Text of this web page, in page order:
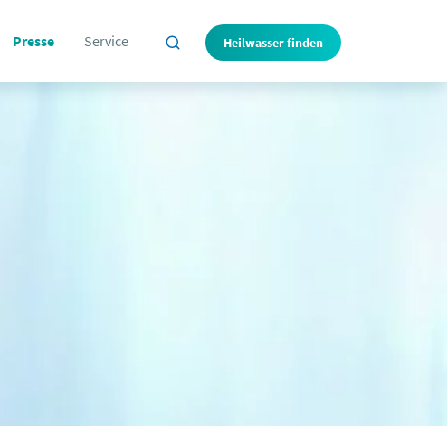
Presse Service Heilwasser finden